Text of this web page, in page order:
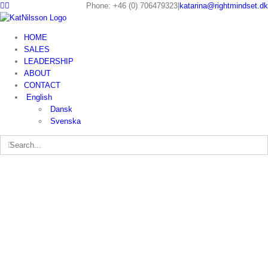
Phone: +46 (0) 706479323 katarina@rightmindset.dk
HOME
SALES
LEADERSHIP
ABOUT
CONTACT
English
Dansk
Svenska